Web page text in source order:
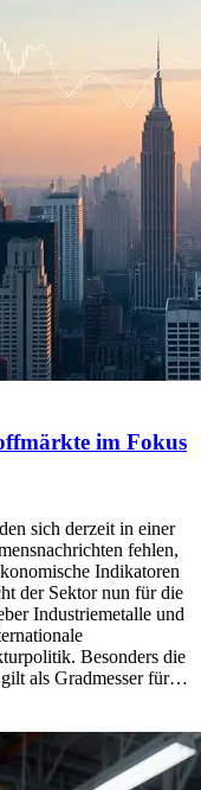
im Fokus
sich derzeit in einer
fehlen,
Indikatoren
der Sektor nun für die
Industriemetalle und
Besonders die
als Gradmesser für…